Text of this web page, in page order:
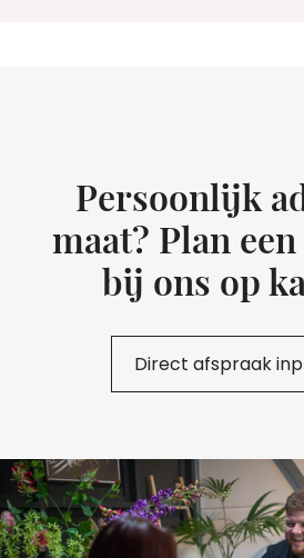
Persoonlijk
maat? Plan
bij ons op
Direct afspraak